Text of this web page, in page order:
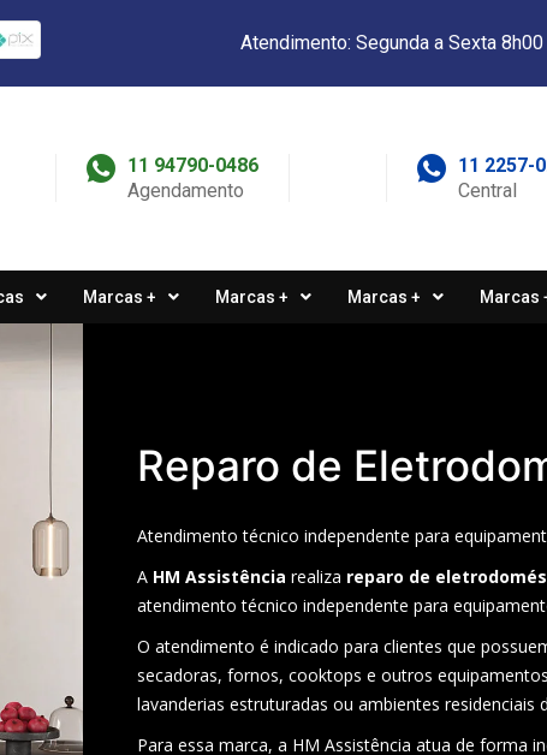
Atendimento: Segunda a Sexta
11 94790-0486
Agendamento
11 2257-
Central
Marcas + Marcas + Marcas + Marcas
Reparo de
Atendimento técnico independente para
A HM Assistência realiza reparo de
atendimento técnico independente para
O atendimento é indicado para clientes que
secadoras, fornos, cooktops e outros
lavanderias estruturadas ou ambientes residenciais
Para essa marca, a HM Assistência atua de forma